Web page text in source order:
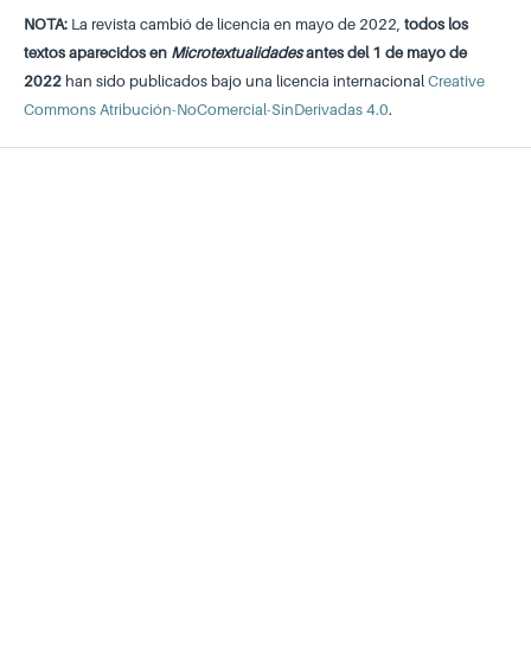
NOTA:La revista cambió de licencia en mayo de 2022, todos los
textos aparecidos en Microtextualidadesantes del 1 de mayo de
2022han sido publicados bajo una licencia internacional Creative
Commons Atribución-NoComercial-SinDerivadas 4.0.